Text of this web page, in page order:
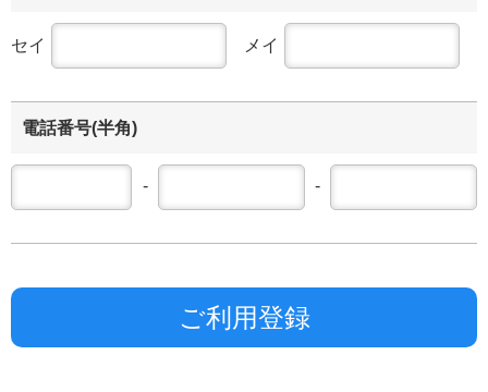
セイ メイ
電話番号(半角)